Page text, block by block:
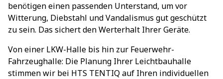
benötigen einen passenden Unterstand, um vor
Witterung, Diebstahl und Vandalismus gut geschützt
zu sein. Das sichert den Werterhalt Ihrer Geräte.
Von einer LKW-Halle bis hin zur Feuerwehr-
Fahrzeughalle: Die Planung Ihrer Leichtbauhalle
stimmen wir bei HTS TENTIQ auf Ihren individuellen